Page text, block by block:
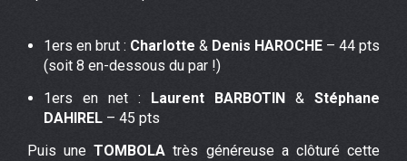
1ers en brut : Charlotte & Denis HAROCHE – 44 pts
(soit 8 en-dessous du par !)
1ers en net : Laurent BARBOTIN & Stéphane
DAHIREL – 45 pts
Puis uneTOMBOLA très généreuse a clôturé cette